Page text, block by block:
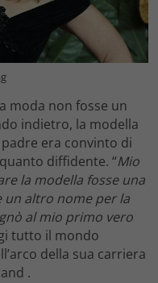
moda non fosse un
indietro, la modella
era convinto di
diffidente. “Mio
la modella fosse una
un altro nome per la
al mio primo vero
tutto il mondo
della sua carriera
.